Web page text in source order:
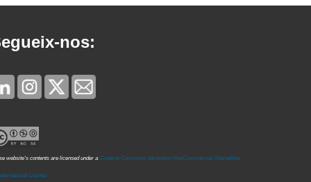
nos:
website's contents are licensed under a Creative Commons Attribution-NonCommercial-ShareAlike
License